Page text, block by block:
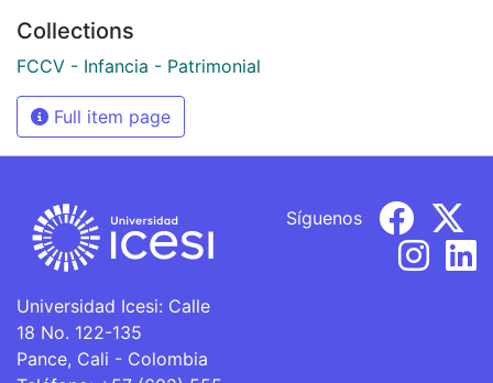
Collections
FCCV - Infancia - Patrimonial
Full item page
Universidad Icesi: Calle
18 No. 122-135
Pance, Cali - Colombia
Síguenos